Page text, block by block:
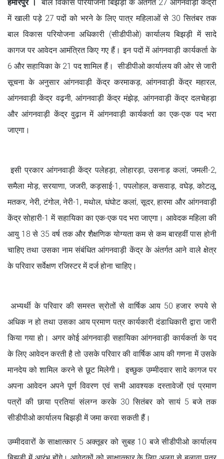
हमीरपुर ।
बाल विकास परियोजना बिझड़ी के अंतर्गत 27 आंगनवाड़ी केंद्रों
में खाली पड़े 27 पदों को भरने के लिए पात्र महिलाओं से 30 सितंबर तक
बाल विकास परियोजना अधिकारी (सीडीपीओ) कार्यालय बिझड़ी में सादे
कागज पर आवेदन आमंत्रित किए गए हैं। इन पदों में आंगनवाड़ी कार्यकर्ता के
6 और सहायिका के 21 पद शामिल हैं। सीडीपीओ कार्यालय की ओर से जारी
सूचना के अनुसार आंगनवाड़ी केंद्र करमाकड़, आंगनवाड़ी केंद्र महारल,
आंगनवाड़ी केंद्र वढ़नी, आंगनवाड़ी केंद्र मंझेड़, आंगनवाड़ी केंद्र दलचेहड़ा
और आंगनवाड़ी केंद्र वुढ़ान में आंगनवाड़ी कार्यकर्ता का एक-एक पद भरा
जाएगा।
इसी प्रकार आंगनवाड़ी केंद्र पलेहड़ा, लोहारड़ा, उसनाड़ कलां, जमली-2,
समैला मोड़, सरयाणा, जजरी, कड़साई-1, पपलोहल, कसवाड़, वघेड़, कोटलू,
मतकर, नेरी, टंगोल, नेरी-1, मथोल, घंघोट कलां, सूदर, हारमा और आंगनवाड़ी
केंद्र सोहारी-1 में सहायिका का एक-एक पद भरा जाएगा। आवेदक महिला की
आयु 18 से 35 वर्ष तक और शैक्षणिक योग्यता कम से कम बारहवीं पास होनी
चाहिए तथा उसका नाम संबंधित आंगनवाड़ी केंद्र के अंतर्गत आने वाले क्षेत्र
के परिवार सर्वेक्षण रजिस्टर में दर्ज होना चाहिए।
अभ्यर्थी के परिवार की समस्त स्रोतों से वार्षिक आय 50 हजार रुपये से
अधिक न हो तथा उसका आय प्रमाण पत्र कार्यकारी दंडाधिकारी द्वारा जारी
किया गया हो। अगर कोई आंगनवाड़ी सहायिका आंगनवाड़ी कार्यकर्ता के पद
के लिए आवेदन करती है तो उसके परिवार की वार्षिक आय की गणना में उसके
मानदेय को शामिल करने से छूट मिलेगी। इच्छुक उम्मीदवार सादे कागज पर
अपना आवेदन अपने पूर्ण विवरण एवं सभी आवश्यक दस्तावेजों एवं प्रमाण
पत्रों की छाया प्रतियां संलग्न करके 30 सितंबर को सायं 5 बजे तक
सीडीपीओ कार्यालय बिझड़ी में जमा करवा सकती हैं।
उम्मीदवारों के साक्षात्कार 5 अक्तूबर को सुबह 10 बजे सीडीपीओ कार्यालय